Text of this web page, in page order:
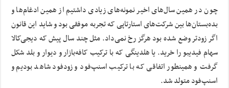
چون در همین سال‌های اخیر نمونه‌های زیادی داشتیم از همین ادغام‌ها و
بده‌بستان‌ها بین شرکت‌های استارتاپی که تجربه موفقی بود و شاید این قانون
اگر زودتر وضع شده بود هرگز رخ نمی‌داد. مثل چند سال پیش که دیجی‌کالا
سهام فیدیبو را خرید. یا هلدینگی که با ترکیب کافه‌بازار و دیوار و بلد شکل
گرفت و همینطور اتفاقی که با ترکیب اسنپ‌فود و زودفود شاهد بودیم و
اسنپ‌فود متولد شد.